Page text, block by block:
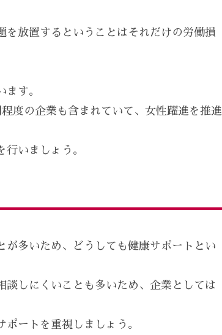
を放置するということはそれだけの労働損
す。
度の企業も含まれていて、女性躍進を推進
いましょう。
が多いため、どうしても健康サポートとい
談しにくいことも多いため、企業としては
ートを重視しましょう。